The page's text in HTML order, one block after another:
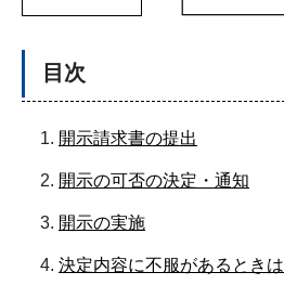
目次
開示請求書の提出
開示の可否の決定・通知
開示の実施
決定内容に不服があるときは